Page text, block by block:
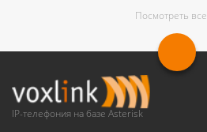
Посмотреть все
IP-телефония на базе Asterisk